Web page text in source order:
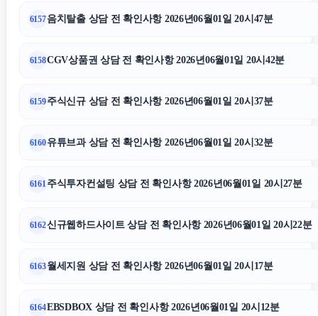
6157음치탈출 상담 전 확인사항 2026년06월01일 20시47분
6158CGV상품권 상담 전 확인사항 2026년06월01일 20시42분
6159주식신규 상담 전 확인사항 2026년06월01일 20시37분
6160유튜브과 상담 전 확인사항 2026년06월01일 20시32분
6161 주식투자컨설팅 상담 전 확인사항 2026년06월01일 20시27분
6162신규웹하드사이트 상담 전 확인사항 2026년06월01일 20시22분
6163월세지원 상담 전 확인사항 2026년06월01일 20시17분
6164EBSDBOX 상담 전 확인사항 2026년06월01일 20시12분